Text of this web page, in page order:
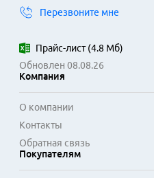
Перезвоните мне
Прайс-лист(4.8 Мб)
Обновлен 08.08.26
Компания
О компании
Контакты
Обратная связь
Покупателям